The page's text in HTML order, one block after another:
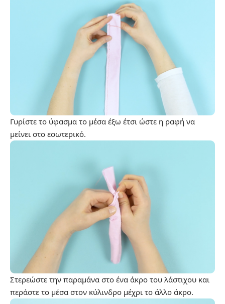
Γυρίστε το ύφασμα το μέσα έξω έτσι ώστε η ραφή να
μείνει στο εσωτερικό.
Στερεώστε την παραμάνα στο ένα άκρο του λάστιχου και
περάστε το μέσα στον κύλινδρο μέχρι το άλλο άκρο.